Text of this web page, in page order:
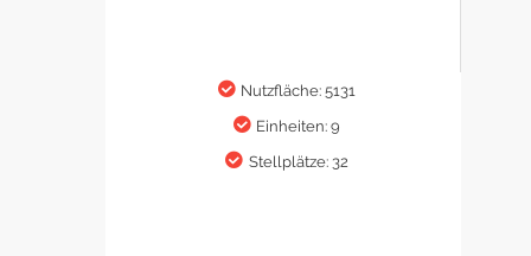
Nutzfläche: 5131
Einheiten: 9
Stellplätze: 32